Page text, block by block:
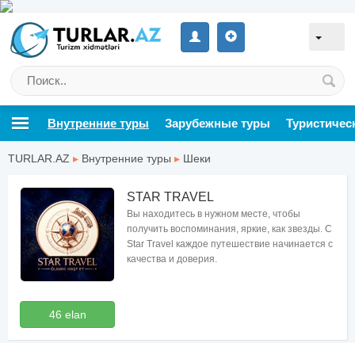
Внутренние туры Зарубежные туры
TURLAR.AZ ▸ Внутренние туры ▸ Шеки
46 elan
STAR TRAVEL
Вы находитесь в нужном месте, чтобы
получить воспоминания, яркие, как звезды. С
Star Travel каждое путешествие начинается с
качества и доверия.